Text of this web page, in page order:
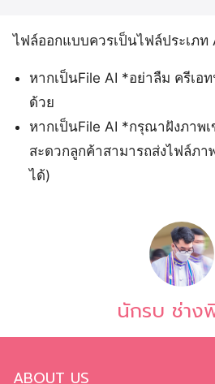
ไฟล์ออกแบบควรเป็นไฟล์ประเภท
หากเป็นFile AI *อย่าลืม ครีเอ
ด้วย
หากเป็นFile AI *กรุณาฝังภาพ
สะดวกลูกค้าสามารถส่งไฟล์ภา
ได้)
นักรบ ช่า
ABOUT US